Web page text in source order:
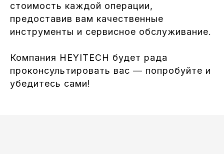
стоимость каждой операции,
предоставив вам качественные
инструменты и сервисное обслуживание.
Компания HEYITECH будет рада
проконсультировать вас — попробуйте и
убедитесь сами!